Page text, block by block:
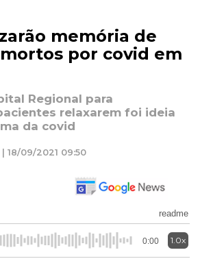
memória de
por covid em
Regional para
relaxarem foi ideia
da covid
18/09/2021 09:50
readme
0:00 1.0x